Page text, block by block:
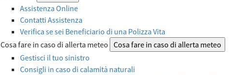
Assistenza Online
Contatti Assistenza
Verifica se sei Beneficiario di una Polizza Vita
Cosa fare in caso di allerta meteo Cosa fare in caso di allerta meteo
Gestisci il tuo sinistro
Consigli in caso di calamità naturali